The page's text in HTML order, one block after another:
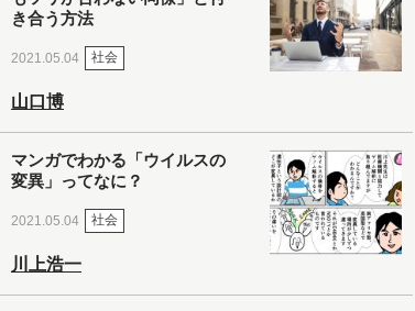
き合う方法
2021.05.04 社会
山口博
マンガでわかる「ウイルスの
変異」ってなに？
2021.05.04 社会
川上浩一